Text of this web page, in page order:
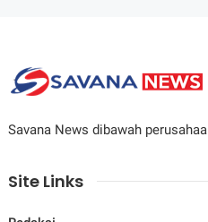
Savana News dibawah
Site Links